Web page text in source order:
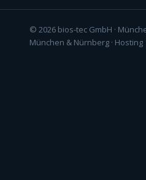
© 2026 bios-tec GmbH ·
München & Nürnberg ·